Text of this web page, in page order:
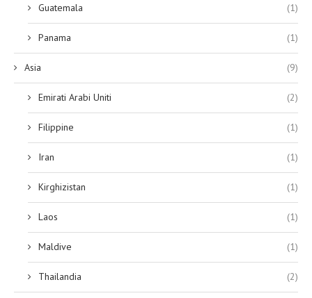
Guatemala (1)
Panama (1)
Asia (9)
Emirati Arabi Uniti (2)
Filippine (1)
Iran (1)
Kirghizistan (1)
Laos (1)
Maldive (1)
Thailandia (2)